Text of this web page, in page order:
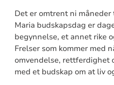
Det er omtrent ni
Maria budskapsdag er
begynnelse, et annet rike
Frelser som kommer med
omvendelse, rettferdighet
med et budskap om at liv